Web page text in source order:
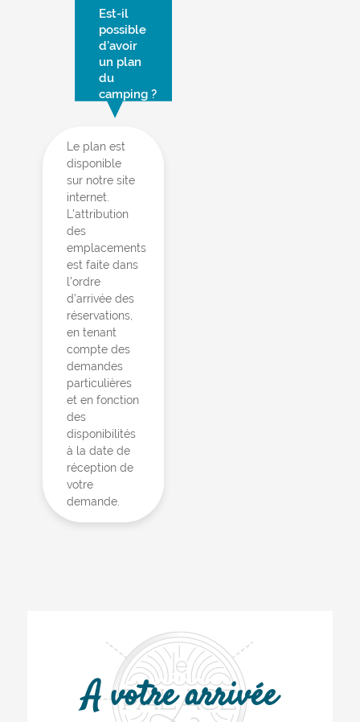
Est-il
possible
d’avoir
un plan
du
camping ?
Le plan est
disponible
sur notre site
internet.
L’attribution
des
emplacements
est faite dans
l’ordre
d’arrivée des
réservations,
en tenant
compte des
demandes
particulières
et en fonction
des
disponibilités
à la date de
réception de
votre
demande.
A votre arrivée